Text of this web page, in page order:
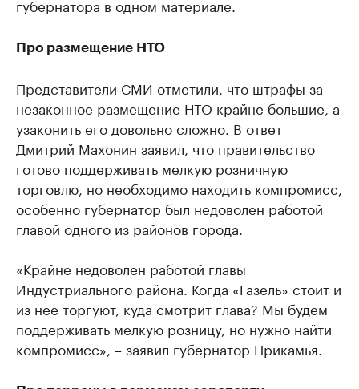
губернатора в одном материале.
Про размещение НТО
Представители СМИ отметили, что штрафы за
незаконное размещение НТО крайне большие, а
узаконить его довольно сложно. В ответ
Дмитрий Махонин заявил, что правительство
готово поддерживать мелкую розничную
торговлю, но необходимо находить компромисс,
особенно губернатор был недоволен работой
главой одного из районов города.
«Крайне недоволен работой главы
Индустриального района. Когда «Газель» стоит и
из нее торгуют, куда смотрит глава? Мы будем
поддерживать мелкую розницу, но нужно найти
компромисс», – заявил губернатор Прикамья.